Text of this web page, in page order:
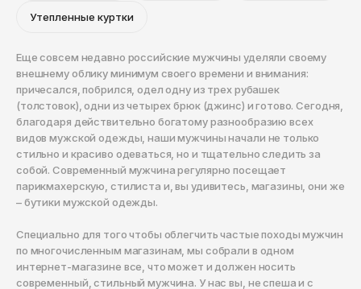
Утепленные куртки
Еще совсем недавно российские мужчины уделяли своему
внешнему облику минимум своего времени и внимания:
причесался, побрился, одел одну из трех рубашек
(толстовок), одни из четырех брюк (джинс) и готово. Сегодня,
благодаря действительно богатому разнообразию всех
видов мужской одежды, наши мужчины начали не только
стильно и красиво одеваться, но и тщательно следить за
собой. Современный мужчина регулярно посещает
парикмахерскую, стилиста и, вы удивитесь, магазины, они же
– бутики мужской одежды.
Специально для того чтобы облегчить частые походы мужчин
по многочисленным магазинам, мы собрали в одном
интернет-магазине все, что может и должен носить
современный, стильный мужчина. У нас вы, не спеша и с